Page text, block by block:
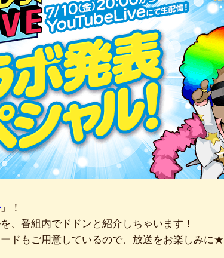
」！
、番組内でドドンと紹介しちゃいます！
ドもご用意しているので、放送をお楽しみに★